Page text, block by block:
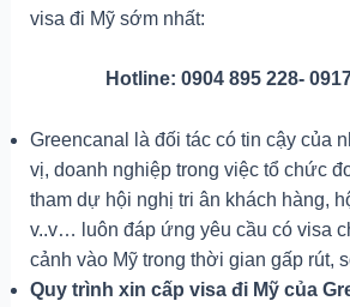
visa đi Mỹ sớm nhất:
Hotline: 0904 895 228-
Greencanal là đối tác có tin cậy của
vị, doanh nghiệp trong việc tổ chức
tham dự hội nghị tri ân khách hàng,
v..v… luôn đáp ứng yêu cầu có visa
cảnh vào Mỹ trong thời gian gấp rút,
Quy trình xin cấp visa đi Mỹ của